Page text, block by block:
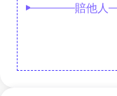
賠他人